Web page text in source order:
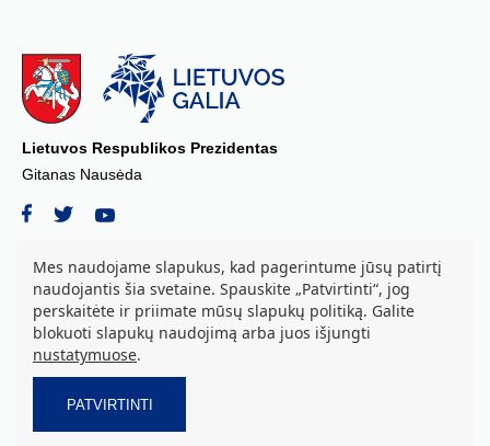
Lietuvos Respublikos Prezidentas
Gitanas Nausėda
© 2026 Lietuvos Respublikos Prezidento kanceliarija, biudžetinė įstaiga.
Visos teisės saugomos.
S. Daukanto a. 3, LT-01122 Vilnius tel. +37069842639, el. paštas:
aurika.grozova@prezidentas.lt
Duomenys kaupiami ir saugomi Juridinių asmenų registre. Juridinio
asmens kodas: 188609016
Mes naudojame slapukus, kad pagerintume jūsų patirtį
naudojantis šia svetaine. Spauskite „Patvirtinti“, jog
perskaitėte ir priimate mūsų slapukų politiką. Galite
blokuoti slapukų naudojimą arba juos išjungti
nustatymuose.
PATVIRTINTI